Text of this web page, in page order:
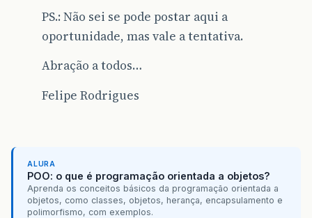
PS.: Não sei se pode postar aqui a
oportunidade, mas vale a tentativa.
Abração a todos…
Felipe Rodrigues
ALURA
POO: o que é programação orientada a objetos?
Aprenda os conceitos básicos da programação orientada a
objetos, como classes, objetos, herança, encapsulamento e
polimorfismo, com exemplos.